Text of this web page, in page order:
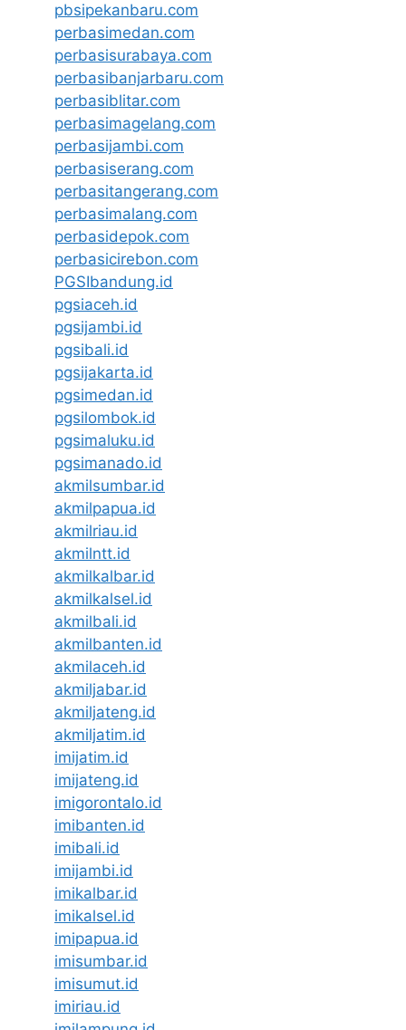
pbsipekanbaru.com
perbasimedan.com
perbasisurabaya.com
perbasibanjarbaru.com
perbasiblitar.com
perbasimagelang.com
perbasijambi.com
perbasiserang.com
perbasitangerang.com
perbasimalang.com
perbasidepok.com
perbasicirebon.com
PGSIbandung.id
pgsiaceh.id
pgsijambi.id
pgsibali.id
pgsijakarta.id
pgsimedan.id
pgsilombok.id
pgsimaluku.id
pgsimanado.id
akmilsumbar.id
akmilpapua.id
akmilriau.id
akmilntt.id
akmilkalbar.id
akmilkalsel.id
akmilbali.id
akmilbanten.id
akmilaceh.id
akmiljabar.id
akmiljateng.id
akmiljatim.id
imijatim.id
imijateng.id
imigorontalo.id
imibanten.id
imibali.id
imijambi.id
imikalbar.id
imikalsel.id
imipapua.id
imisumbar.id
imisumut.id
imiriau.id